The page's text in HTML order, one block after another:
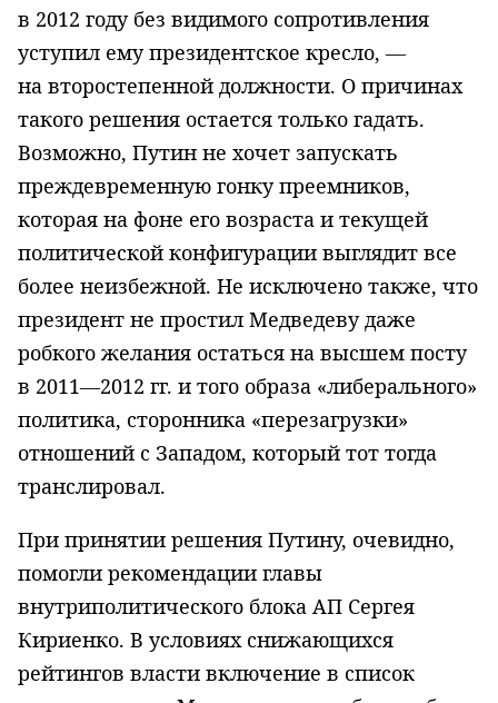
в 2012 году без видимого сопротивления
уступил ему президентское кресло, —
на второстепенной должности. О причинах
такого решения остается только гадать.
Возможно, Путин не хочет запускать
преждевременную гонку преемников,
которая на фоне его возраста и текущей
политической конфигурации выглядит все
более неизбежной. Не исключено также, что
президент не простил Медведеву даже
робкого желания остаться на высшем посту
в 2011—2012 гг. и того образа «либерального»
политика, сторонника «перезагрузки»
отношений с Западом, который тот тогда
транслировал.
При принятии решения Путину, очевидно,
помогли рекомендации главы
внутриполитического блока АП Сергея
Кириенко. В условиях снижающихся
рейтингов власти включение в список